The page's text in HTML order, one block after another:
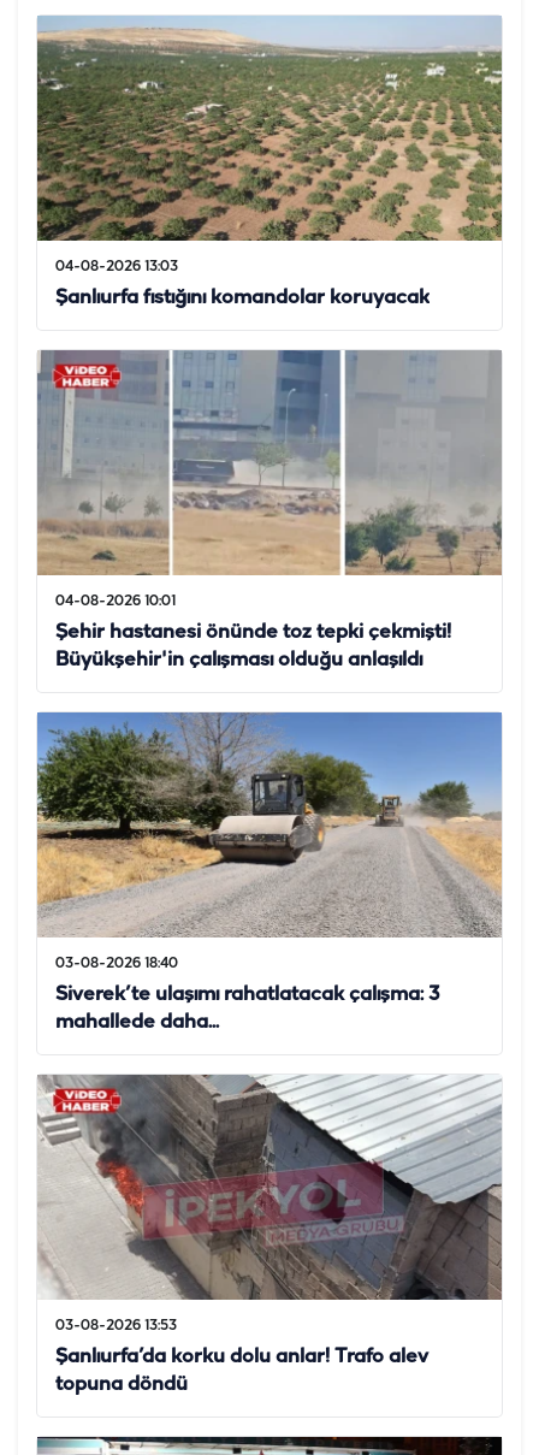
04-08-2026 13:03
Şanlıurfa fıstığını komandolar koruyacak
04-08-2026 10:01
Şehir hastanesi önünde toz tepki çekmişti!
Büyükşehir'in çalışması olduğu anlaşıldı
03-08-2026 18:40
Siverek’te ulaşımı rahatlatacak çalışma: 3
mahallede daha...
03-08-2026 13:53
Şanlıurfa’da korku dolu anlar! Trafo alev
topuna döndü